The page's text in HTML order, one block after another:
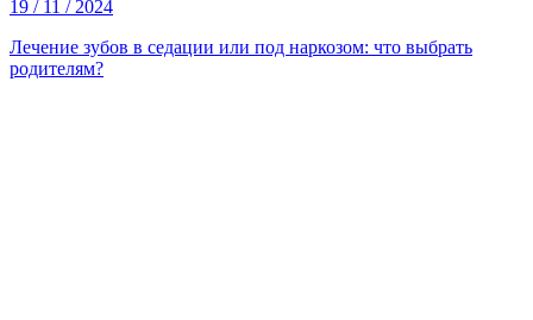
19 / 11 / 2024
Лечение зубов в седации или под наркозом: что выбрать
родителям?